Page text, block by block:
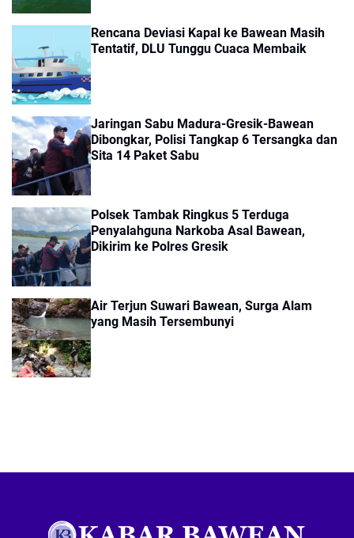
Rencana Deviasi Kapal ke Bawean Masih
Tentatif, DLU Tunggu Cuaca Membaik
Jaringan Sabu Madura-Gresik-Bawean
Dibongkar, Polisi Tangkap 6 Tersangka dan
Sita 14 Paket Sabu
Polsek Tambak Ringkus 5 Terduga
Penyalahguna Narkoba Asal Bawean,
Dikirim ke Polres Gresik
Air Terjun Suwari Bawean, Surga Alam
yang Masih Tersembunyi